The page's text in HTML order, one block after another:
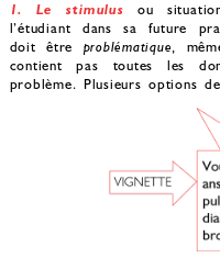
1. Le stimulus ou
l’étudiant dans sa future
doit être problématique,
contient pas toutes les
problème. Plusieurs options